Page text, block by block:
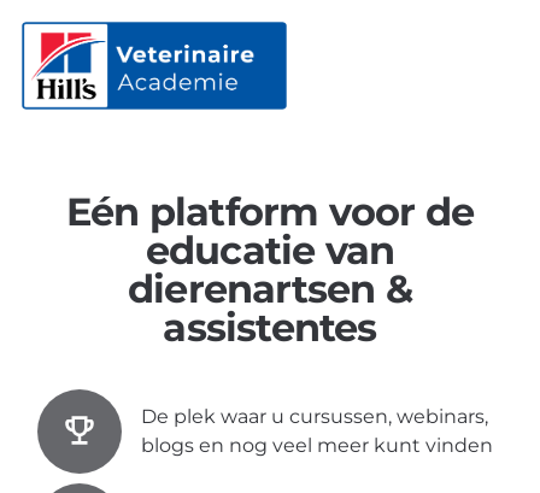
Eén platform voor de
educatie van
dierenartsen &
assistentes
De plek waar u cursussen, webinars,
blogs en nog veel meer kunt vinden